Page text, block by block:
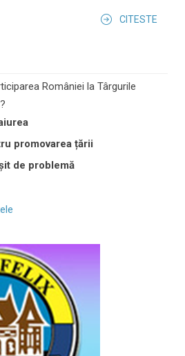
CITESTE
României la Târgurile
promovarea țării
de problemă